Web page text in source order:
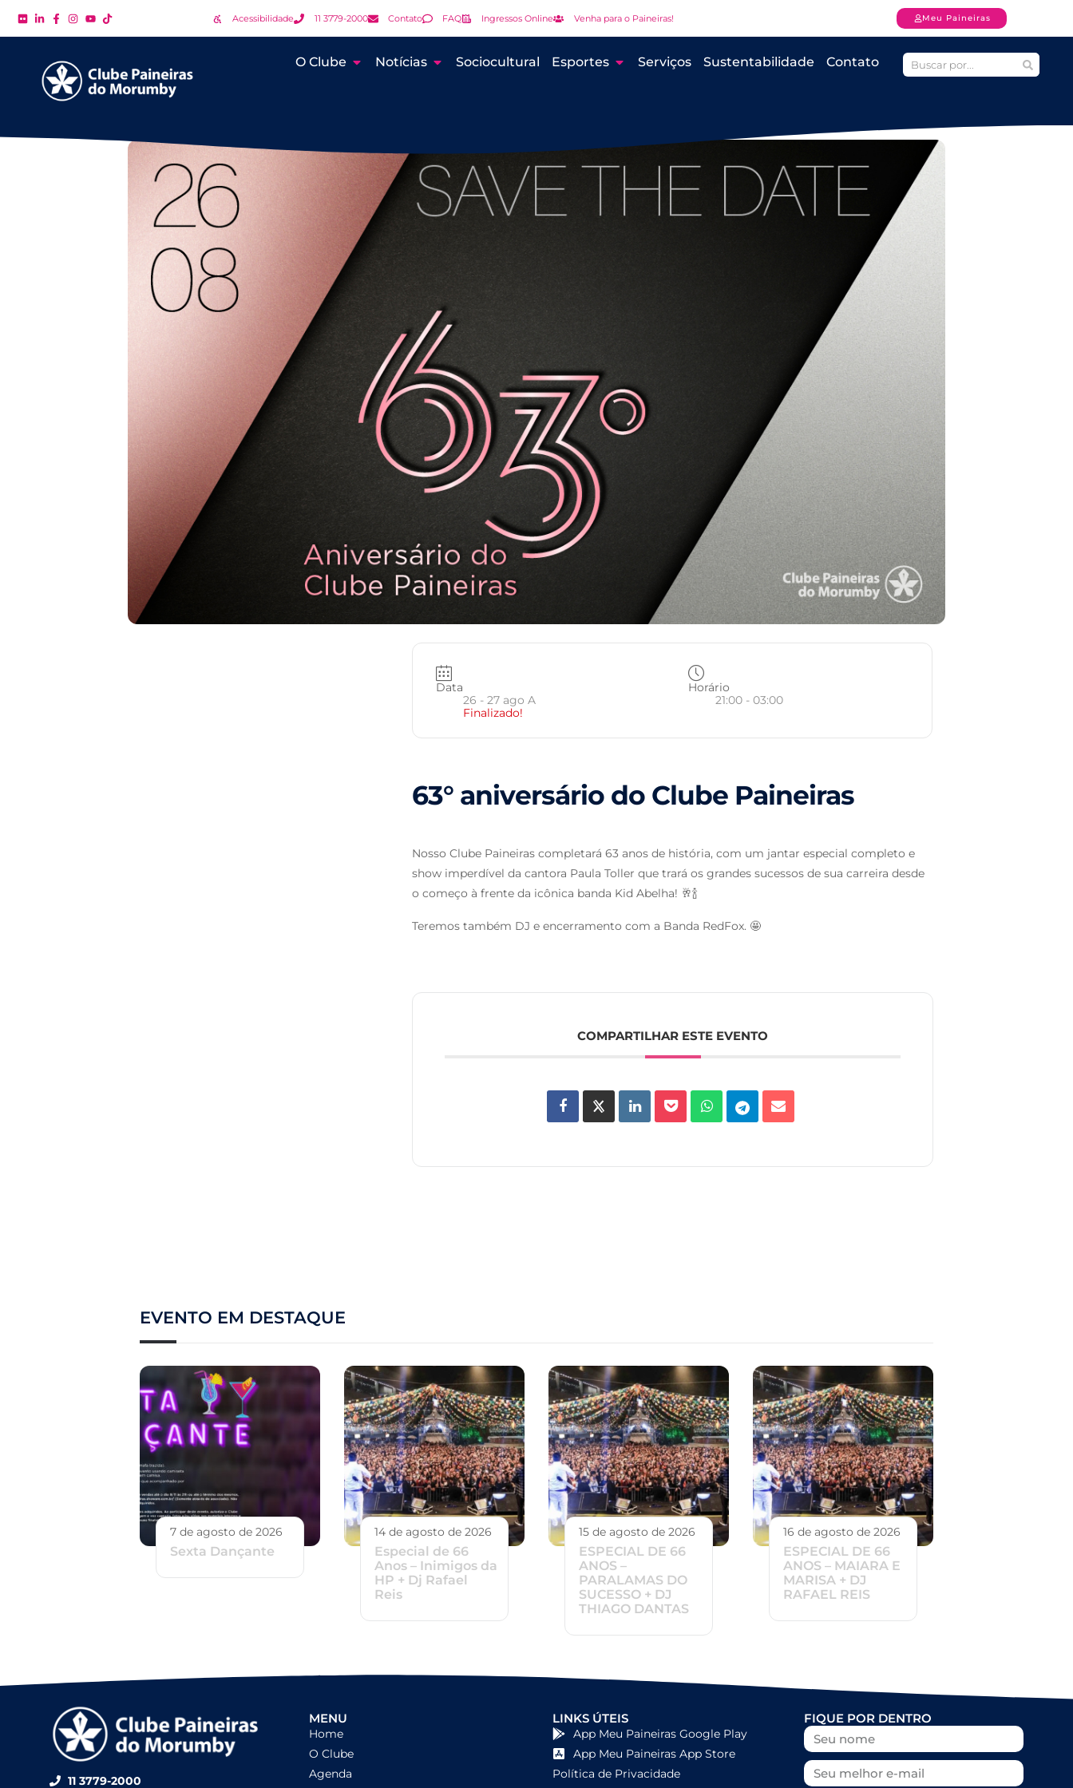
Acessibilidade 11 3779-2000 Contato FAQ Ingressos Online Venha para o Paineiras! Meu Paineiras
O Clube Notícias Sociocultural Esportes Serviços Sustentabilidade Contato
Data
26 - 27 ago A
Finalizado!
Horário
21:00 - 03:00
63° aniversário do Clube Paineiras
Nosso Clube Paineiras completará 63 anos de história, com um jantar especial completo e
show imperdível da cantora Paula Toller que trará os grandes sucessos de sua carreira desde
o começo à frente da icônica banda Kid Abelha! 🥂🍾
Teremos também DJ e encerramento com a Banda RedFox. 🤩
COMPARTILHAR ESTE EVENTO
EVENTO EM DESTAQUE
7 de agosto de 2026
Sexta Dançante
14 de agosto de 2026
Especial de 66
Anos – Inimigos da
HP + Dj Rafael
Reis
15 de agosto de 2026
ESPECIAL DE 66
ANOS –
PARALAMAS DO
SUCESSO + DJ
THIAGO DANTAS
16 de agosto de 2026
ESPECIAL DE 66
ANOS – MAIARA E
MARISA + DJ
RAFAEL REIS
11 3779-2000
MENU
Home
O Clube
Agenda
LINKS ÚTEIS
App Meu Paineiras Google Play
App Meu Paineiras App Store
Política de Privacidade
FIQUE POR DENTRO